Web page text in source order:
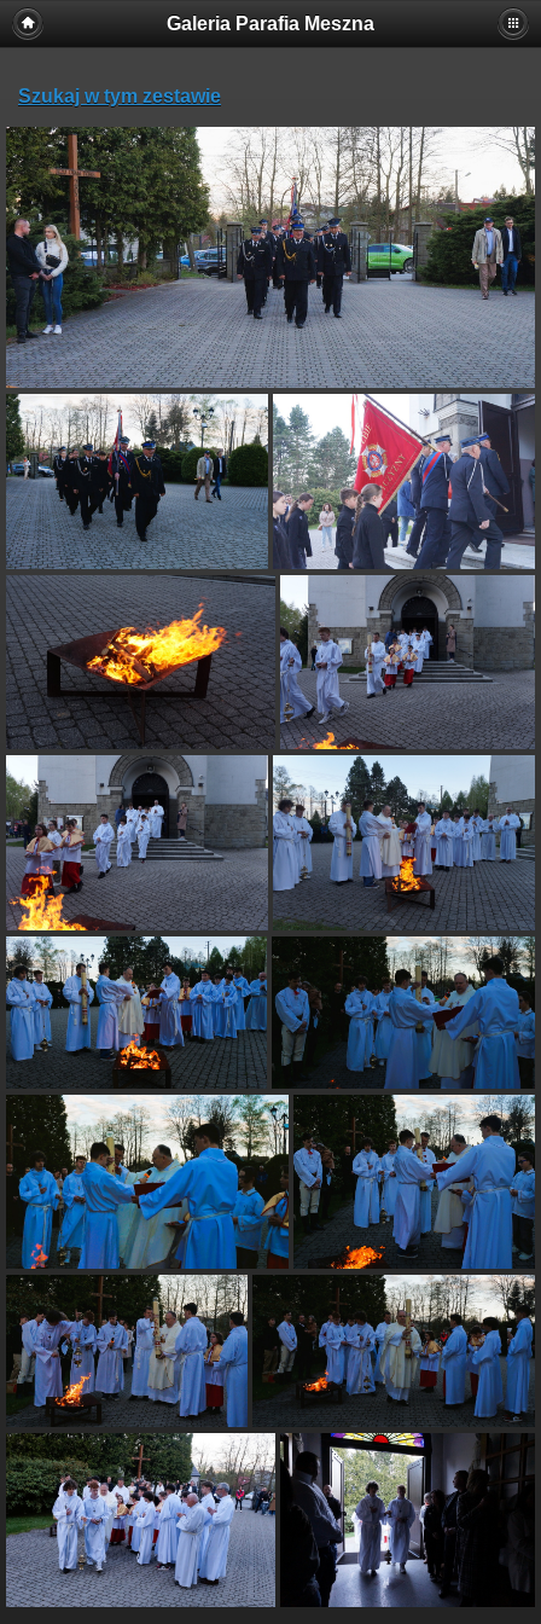
Galeria Parafia Meszna
Szukaj w tym zestawie